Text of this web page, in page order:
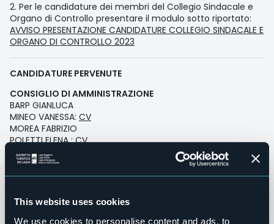
This website uses cookies
We use cookies to personalise content and ads, to
2. Per le candidature dei membri del Collegio Sindacale e
Organo di Controllo presentare il modulo sotto riportato:
AVVISO PRESENTAZIONE CANDIDATURE COLLEGIO SINDACALE E
ORGANO DI CONTROLLO 2023
CANDIDATURE PERVENUTE
CONSIGLIO DI AMMINISTRAZIONE
BARP GIANLUCA
MINEO VANESSA: CV
MOREA FABRIZIO
POLETTI ELENA :CV
PORRINI ALESSANDRO:
PRIMATESTA ORESTE
DUO' LANFRANCO:
MARANGIO ANNARITA:CV